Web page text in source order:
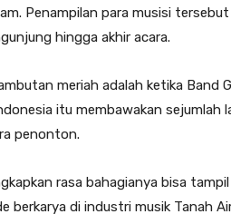
Penampilan para musisi
hingga akhir acara.
meriah adalah ketika Band
itu membawakan sejumlah
penonton.
rasa bahagianya bisa
berkarya di industri musik Tanah